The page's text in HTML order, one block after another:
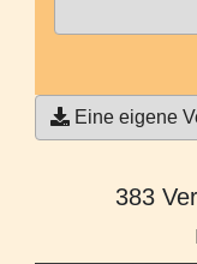
Eine eigene
383